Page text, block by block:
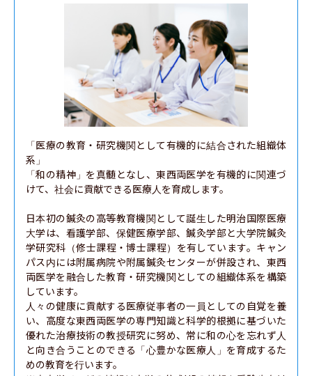
「医療の教育・研究機関として有機的に結合された組織体
系」
「和の精神」を真髄となし、東西両医学を有機的に関連づ
けて、社会に貢献できる医療人を育成します。
日本初の鍼灸の高等教育機関として誕生した明治国際医療
大学は、看護学部、保健医療学部、鍼灸学部と大学院鍼灸
学研究科（修士課程・博士課程）を有しています。キャン
パス内には附属病院や附属鍼灸センターが併設され、東西
両医学を融合した教育・研究機関としての組織体系を構築
しています。
人々の健康に貢献する医療従事者の一員としての自覚を養
い、高度な東西両医学の専門知識と科学的根拠に基づいた
優れた治療技術の教授研究に努め、常に和の心を忘れず人
と向き合うことのできる「心豊かな医療人」を育成するた
めの教育を行います。